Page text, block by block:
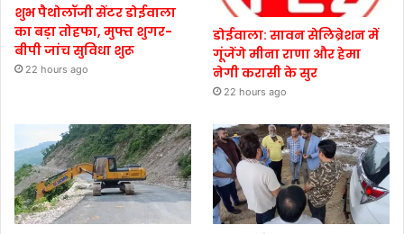
शुभ पैथोलॉजी सेंटर डोईवाला
का बड़ा तोहफा, मुफ्त शुगर-
बीपी जांच सुविधा शुरू
22 hours ago
डोईवाला: सावन सेलिब्रेशन में
गूंजेंगे मीना राणा और हेमा
नेगी करासी के सुर
22 hours ago